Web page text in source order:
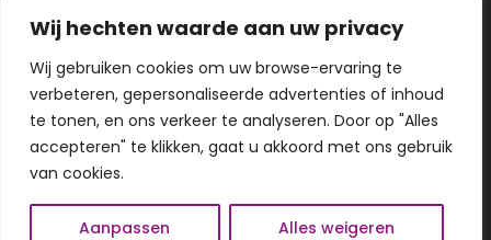
Wij hechten waarde aan uw privacy
Wij gebruiken cookies om uw browse-ervaring te
verbeteren, gepersonaliseerde advertenties of inhoud
te tonen, en ons verkeer te analyseren. Door op "Alles
accepteren" te klikken, gaat u akkoord met ons gebruik
van cookies.
Aanpassen Alles weigeren